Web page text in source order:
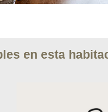
en esta